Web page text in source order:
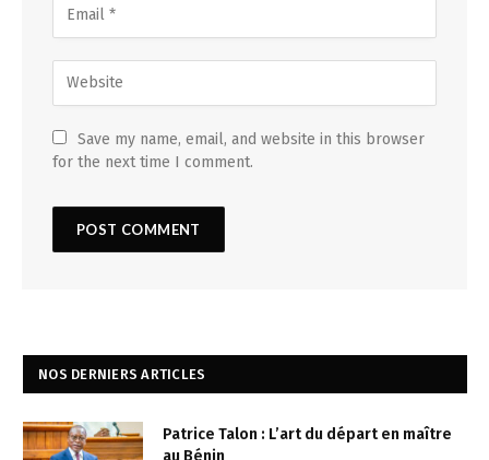
Save my name, email, and website in this browser
for the next time I comment.
NOS DERNIERS ARTICLES
Patrice Talon : L’art du départ en maître
au Bénin